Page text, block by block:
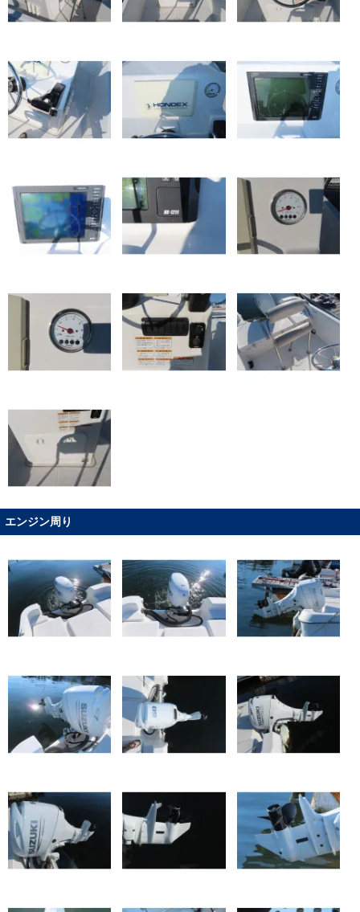
エンジン周り